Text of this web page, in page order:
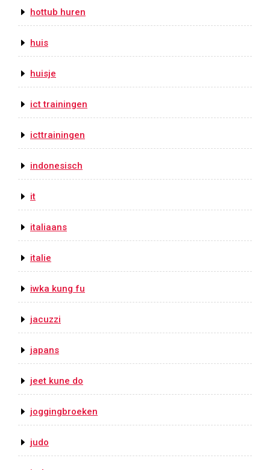
hottub huren
huis
huisje
ict trainingen
icttrainingen
indonesisch
it
italiaans
italie
iwka kung fu
jacuzzi
japans
jeet kune do
joggingbroeken
judo